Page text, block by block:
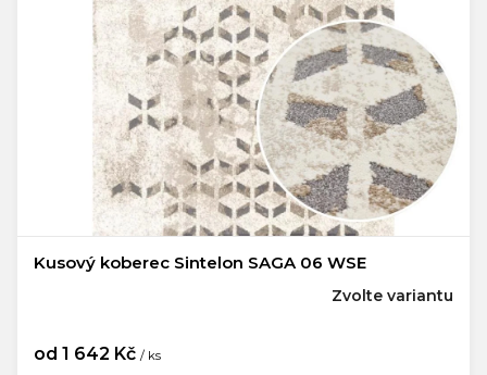
Kusový koberec Sintelon SAGA 06 WSE
od 1 642 Kč / ks
Zvolte variantu